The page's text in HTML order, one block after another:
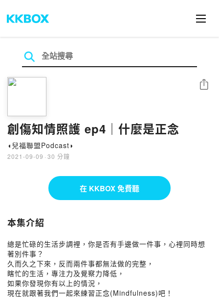
創傷知情照護 ep4｜什麼是正念
◖兒福聯盟Podcast◗
2021-09-09 · 30 分鐘
分享
在 KKBOX 免費聽
本集介紹
總是忙碌的生活步調裡，你是否有手邊做一件事，心裡同時想
著別件事？
久而久之下來，反而兩件事都無法做的完整，
瞎忙的生活，專注力及覺察力降低，
如果你發現你有以上的情況，
現在就跟著我們一起來練習正念(Mindfulness)吧！